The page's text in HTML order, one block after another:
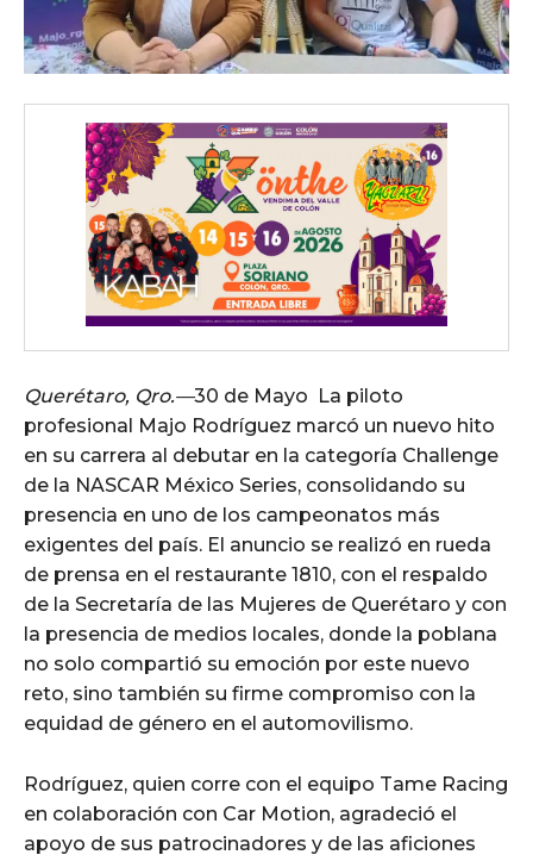
Querétaro, Qro.—30 de Mayo La piloto
profesional Majo Rodríguez marcó un nuevo hito
en su carrera al debutar en la categoría Challenge
de la NASCAR México Series, consolidando su
presencia en uno de los campeonatos más
exigentes del país. El anuncio se realizó en rueda
de prensa en el restaurante 1810, con el respaldo
de la Secretaría de las Mujeres de Querétaro y con
la presencia de medios locales, donde la poblana
no solo compartió su emoción por este nuevo
reto, sino también su firme compromiso con la
equidad de género en el automovilismo.
Rodríguez, quien corre con el equipo Tame Racing
en colaboración con Car Motion, agradeció el
apoyo de sus patrocinadores y de las aficiones